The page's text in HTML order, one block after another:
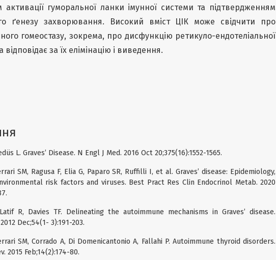
активації гуморальної ланки імунної системи та підтвердженням
ґенезу захворювання. Високий вміст ЦІК може свідчити про
гомеостазу, зокрема, про дисфункцію ретикуло-ендотеліальної
відповідає за їх елімінацію і виведення.
L. Graves’ Disease. N Engl J Med. 2016 Oct 20;375(16):1552-1565.
SM, Ragusa F, Elia G, Paparo SR, Ruffilli I, et al. Graves’ disease: Epidemiology,
risk factors and viruses. Best Pract Res Clin Endocrinol Metab. 2020
R, Davies TF. Delineating the autoimmune mechanisms in Graves’ disease.
Dec;54(1- 3):191-203.
SM, Corrado A, Di Domenicantonio A, Fallahi P. Autoimmune thyroid disorders.
2015 Feb;14(2):174-80.